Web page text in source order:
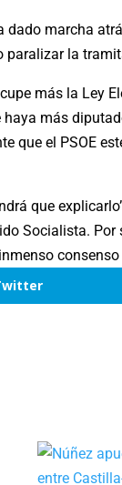
dado marcha
paralizar la
más la
haya más
que el PSOE
que
Socialista.